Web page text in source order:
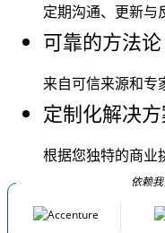
定期沟通、更新与
可靠的方法论
来自可信来源和专
定制化解决
根据您独特的商业
依赖